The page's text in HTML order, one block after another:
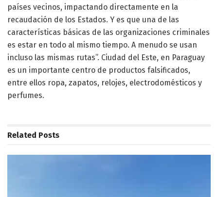
países vecinos, impactando directamente en la
recaudación de los Estados. Y es que una de las
características básicas de las organizaciones criminales
es estar en todo al mismo tiempo. A menudo se usan
incluso las mismas rutas”. Ciudad del Este, en Paraguay
es un importante centro de productos falsificados,
entre ellos ropa, zapatos, relojes, electrodomésticos y
perfumes.
Related Posts